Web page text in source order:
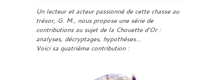
Un lecteur et acteur passionné de cette chasse au
trésor, G. M., nous propose une série de
contributions au sujet de la Chouette d’Or :
analyses, décryptages, hypothèses…
Voici sa quatrième contribution :